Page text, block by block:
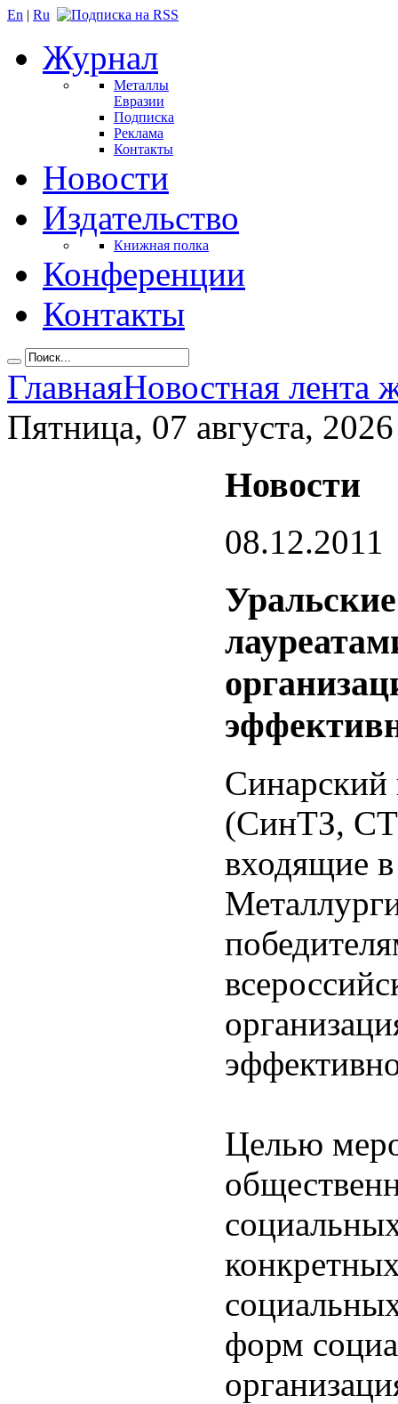
En | Ru
Журнал
Металлы
Евразии
Подписка
Реклама
Контакты
Новости
Издательство
Книжная полка
Конференции
Контакты
ГлавнаяНовостная лента
Пятница, 07 августа, 2026
Новости
08.12.2011
Синарский
(СинТЗ,
входящие
Целью
форм